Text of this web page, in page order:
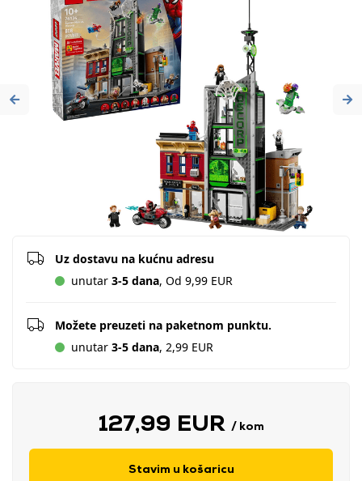
Previous
Uz dostavu na kućnu adresu
unutar 3-5 dana, Od 9,99 EUR
Možete preuzeti na paketnom punktu.
unutar 3-5 dana, 2,99 EUR
127,99 EUR / kom
Stavim u košaricu